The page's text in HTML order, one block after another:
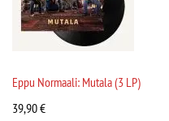
Eppu Normaali: Mutala (3 LP)
39,90€